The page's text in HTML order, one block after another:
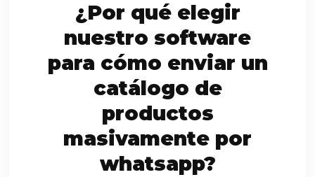
¿Por qué elegir
nuestro software
para cómo enviar un
catálogo de
productos
masivamente por
whatsapp?